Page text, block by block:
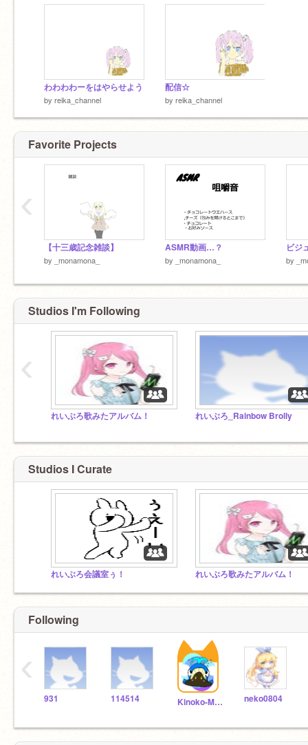
わわわわーをはやらせよう
by reika_channel
配信☆
by reika_channel
Favorite Projects
【十三歳記念雑談】
by _monamona_
ASMR動画…？
by _monamona_
ビジ
by
‹
Studios I'm Following
れいぶろ歌みたアルバム！ れいぶろ_Rainbow Brolly
‹
Studios I Curate
れいぶろ会議室ぅ！ れいぶろ歌みたアルバム！
Following
931 114514 Kinoko-Mochi neko0804
‹